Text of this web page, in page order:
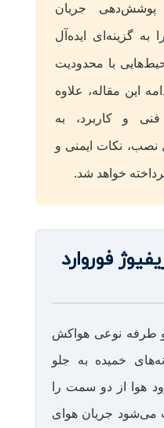
پوشش‌دهی جریان
گزینه‌ای ایده‌آل
با محدودیت
این مقاله، علاوه
و کاربرد، به
نکات ایمنی و
خواهد شد.
فوروارد
طرفه نوعی هواکش
خمیده به جلو
هوا از دو سمت را
می‌شود جریان هوای